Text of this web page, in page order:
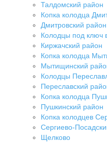
Талдомский район
Копка колодца
Дмитровский район
Колодцы под ключ
Киржачский район
Копка колодца
Мытищинский
Колодцы
Переславский
Копка колодца
Пушкинский район
Копка колодцев
Сергиево-
Щелково